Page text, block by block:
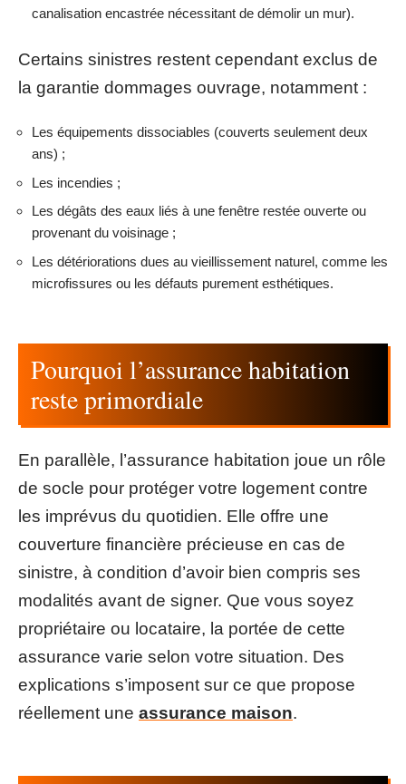
canalisation encastrée nécessitant de démolir un mur).
Certains sinistres restent cependant exclus de
la garantie dommages ouvrage, notamment :
Les équipements dissociables (couverts seulement deux
ans) ;
Les incendies ;
Les dégâts des eaux liés à une fenêtre restée ouverte ou
provenant du voisinage ;
Les détériorations dues au vieillissement naturel, comme les
microfissures ou les défauts purement esthétiques.
Pourquoi l’assurance habitation
reste primordiale
En parallèle, l’assurance habitation joue un rôle
de socle pour protéger votre logement contre
les imprévus du quotidien. Elle offre une
couverture financière précieuse en cas de
sinistre, à condition d’avoir bien compris ses
modalités avant de signer. Que vous soyez
propriétaire ou locataire, la portée de cette
assurance varie selon votre situation. Des
explications s’imposent sur ce que propose
réellement une assurance maison.